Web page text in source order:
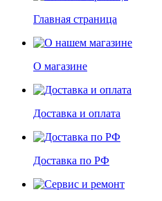
Главная страница
О магазине
Доставка и оплата
Доставка по РФ